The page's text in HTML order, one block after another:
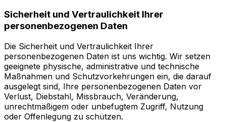
Sicherheit und Vertraulichkeit Ihrer
personenbezogenen Daten
Die Sicherheit und Vertraulichkeit Ihrer
personenbezogenen Daten ist uns wichtig. Wir setzen
geeignete physische, administrative und technische
Maßnahmen und Schutzvorkehrungen ein, die darauf
ausgelegt sind, Ihre personenbezogenen Daten vor
Verlust, Diebstahl, Missbrauch, Veränderung,
unrechtmäßigem oder unbefugtem Zugriff, Nutzung
oder Offenlegung zu schützen.